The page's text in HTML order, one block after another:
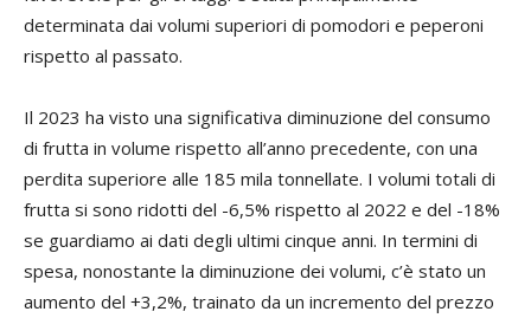
determinata dai volumi superiori di pomodori e peperoni
rispetto al passato.
Il 2023 ha visto una significativa diminuzione del consumo
di frutta in volume rispetto all’anno precedente, con una
perdita superiore alle 185 mila tonnellate. I volumi totali di
frutta si sono ridotti del -6,5% rispetto al 2022 e del -18%
se guardiamo ai dati degli ultimi cinque anni. In termini di
spesa, nonostante la diminuzione dei volumi, c’è stato un
aumento del +3,2%, trainato da un incremento del prezzo